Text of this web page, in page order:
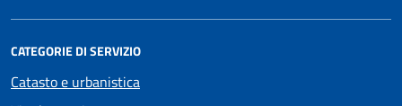
CATEGORIE DI SERVIZIO
Catasto e urbanistica